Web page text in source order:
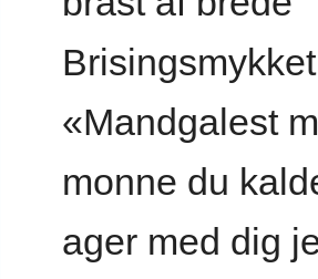
«Mandgalest
monne du
ager med dig